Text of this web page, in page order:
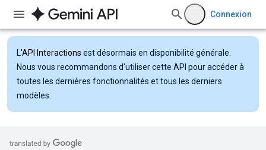
Connexion
L'API Interactions est désormais en disponibilité générale.
Nous vous recommandons d'utiliser cette API pour accéder à
toutes les dernières fonctionnalités et tous les derniers
modèles.